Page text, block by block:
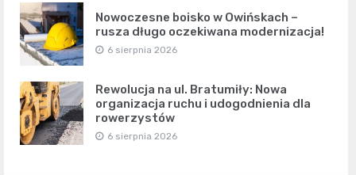
Nowoczesne boisko w Owińskach –
rusza długo oczekiwana modernizacja!
6 sierpnia 2026
Rewolucja na ul. Bratumiły: Nowa
organizacja ruchu i udogodnienia dla
rowerzystów
6 sierpnia 2026